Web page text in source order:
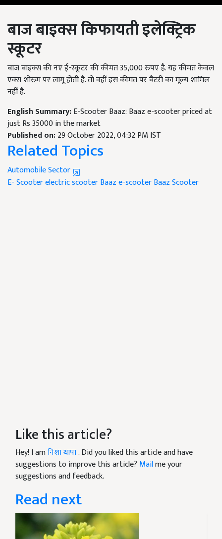
बाज बाइक्स किफायती इलेक्ट्रिक
स्कूटर
बाज बाइक्स की नए ई-स्कूटर की कीमत 35,000 रुपए है. यह कीमत केवल
एक्स शोरुम पर लागू होती है. तो वहीं इस कीमत पर बैटरी का मूल्य शामिल
नहीं है.
English Summary:E-Scooter Baaz: Baaz e-scooter priced at
just Rs 35000 in the market
Published on:29 October 2022, 04:32 PM IST
Related Topics
Automobile Sector
E- Scooterelectric scooterBaaz e-scooterBaaz Scooter
Like this article?
Hey! I amनिशा थापा. Did you liked this article and have
suggestions to improve this article? Mailme your
suggestions and feedback.
Read next